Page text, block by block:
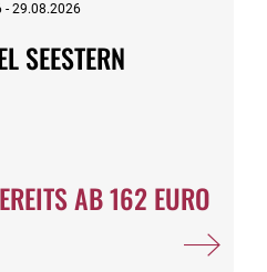
- 29.08.2026
SEESTERN
AB 162 EURO